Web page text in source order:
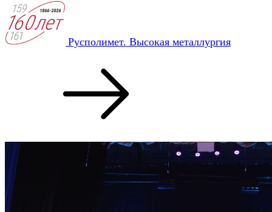
Русполимет. Высокая металлургия